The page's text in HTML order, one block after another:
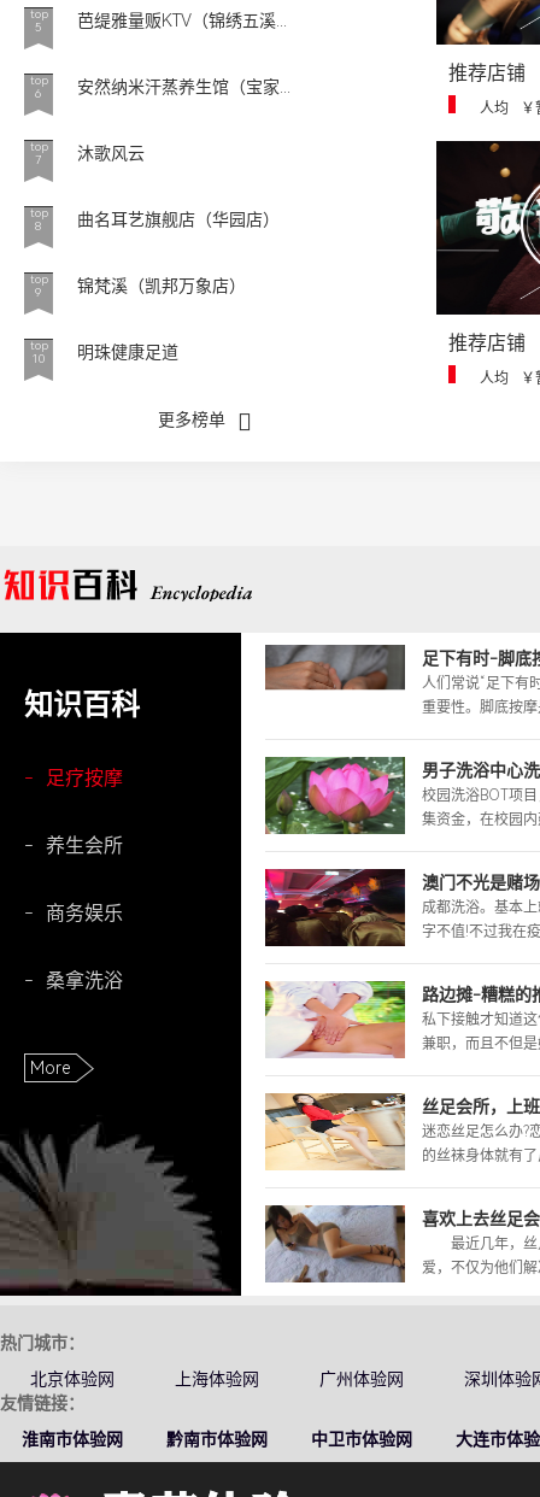
top
5
芭缇雅量贩KTV（锦绣五溪...
top
6
安然纳米汗蒸养生馆（宝家...
top
7
沐歌风云
top
8
曲名耳艺旗舰店（华园店）
top
9
锦梵溪（凯邦万象店）
top
10
明珠健康足道
更多榜单
推荐店铺
人均 ￥
推荐店铺
人均 ￥
知识百科
- 足疗按摩
- 养生会所
- 商务娱乐
- 桑拿洗浴
More
足下有时-脚底
人们常说“足下有
重要性。脚底按
男子洗浴中心
校园洗浴BOT项
集资金，在校园
澳门不光是赌
成都洗浴。基本
字不值!不过我在
路边摊-糟糕的
私下接触才知道
兼职，而且不但
丝足会所，上
迷恋丝足怎么办?
的丝袜身体就有
喜欢上去丝足
最近几年，丝
爱，不仅为他们
热门城市：
北京体验网
上海体验网 广州体验网
深圳体验
友情链接：
淮南市体验网
黔南市体验网 中卫市体验网 大连市体